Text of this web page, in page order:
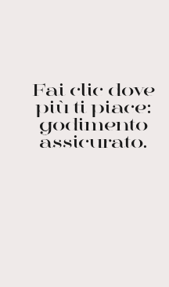
Fai clic dove
più ti piace:
godimento
assicurato.